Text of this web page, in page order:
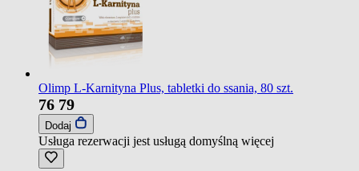
Olimp L-Karnityna Plus, tabletki do ssania, 80 szt.
76 79
Dodaj
Usługa rezerwacji jest usługą domyślną więcej